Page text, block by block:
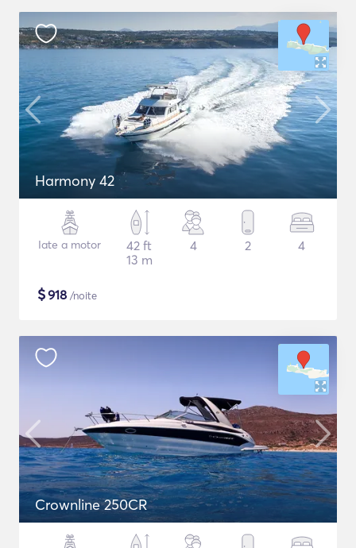
Harmony 42
Iate a motor
42 ft
13 m
4 2 4
$918 /noite
Crownline 250CR